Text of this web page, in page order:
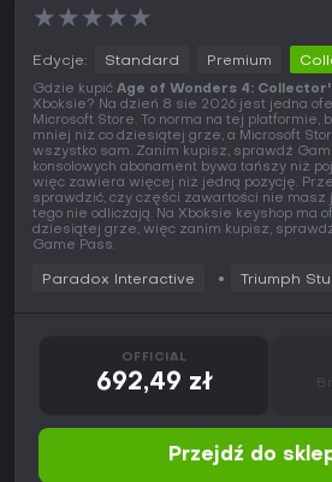
★★★★★
Edycje: Standard Premium
Gdzie kupić Age of Wonders 4:
Xboksie? Na dzień 8 sie 2026 jest jedna
Microsoft Store. To norma na tej platformie,
mniej niż co dziesiątej grze, a Microsoft
wszystko sam. Zanim kupisz, sprawdź
konsolowych abonament bywa tańszy niż
więc zawiera więcej niż jedną pozycję.
sprawdzić, czy części zawartości nie masz
tego nie odliczają. Na Xboksie keyshop ma
dziesiątej grze, więc zanim kupisz,
Game Pass.
Paradox Interactive Triumph
OFFICIAL
692,49 zł
Przejdź do